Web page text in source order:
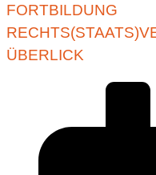
FORTBILDUNG
ÜBERLICK